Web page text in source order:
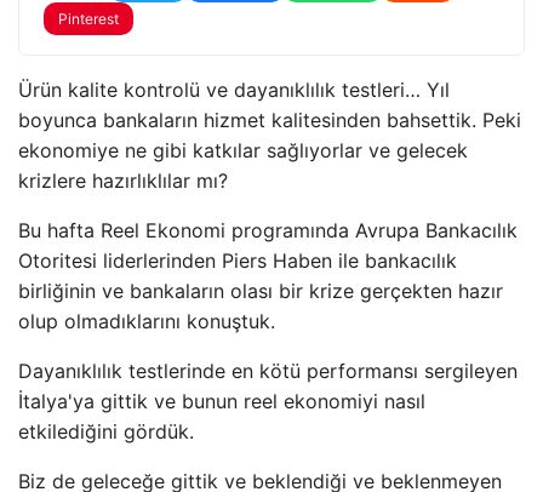
Pinterest
Ürün kalite kontrolü ve dayanıklılık testleri… Yıl
boyunca bankaların hizmet kalitesinden bahsettik. Peki
ekonomiye ne gibi katkılar sağlıyorlar ve gelecek
krizlere hazırlıklılar mı?
Bu hafta Reel Ekonomi programında Avrupa Bankacılık
Otoritesi liderlerinden Piers Haben ile bankacılık
birliğinin ve bankaların olası bir krize gerçekten hazır
olup olmadıklarını konuştuk.
Dayanıklılık testlerinde en kötü performansı sergileyen
İtalya'ya gittik ve bunun reel ekonomiyi nasıl
etkilediğini gördük.
Biz de geleceğe gittik ve beklendiği ve beklenmeyen